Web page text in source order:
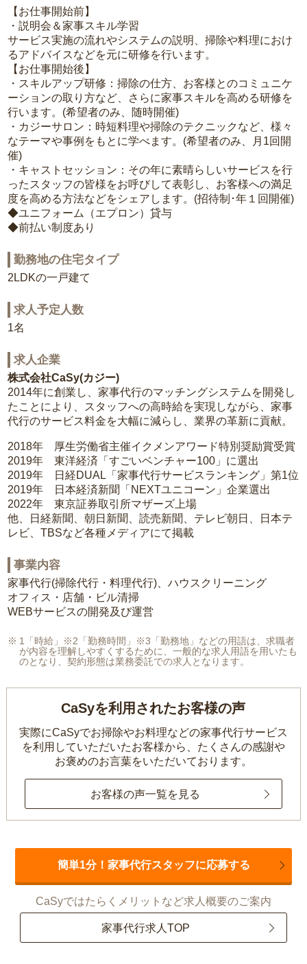
【お仕事開始前】
・説明会＆家事スキル学習
サービス実施の流れやシステムの説明、掃除や料理におけ
るアドバイスなどを元に研修を行います。
【お仕事開始後】
・スキルアップ研修：掃除の仕方、お客様とのコミュニケ
ーションの取り方など、さらに家事スキルを高める研修を
行います。(希望者のみ、随時開催)
・カジーサロン：時短料理や掃除のテクニックなど、様々
なテーマや事例をもとに学べます。(希望者のみ、月1回開
催)
・キャストセッション：その年に素晴らしいサービスを行
ったスタッフの皆様をお呼びして表彰し、お客様への満足
度を高める方法などをシェアします。(招待制･年１回開催)
◆ユニフォーム（エプロン）貸与
◆前払い制度あり
勤務地の住宅タイプ
2LDKの一戸建て
求人予定人数
1名
求人企業
株式会社CaSy(カジー)
2014年に創業し、家事代行のマッチングシステムを開発し
たことにより、スタッフへの高時給を実現しながら、家事
代行のサービス料金を大幅に減らし、業界の革新に貢献。
2018年 厚生労働省主催イクメンアワード特別奨励賞受賞
2019年 東洋経済「すごいベンチャー100」に選出
2019年 日経DUAL「家事代行サービスランキング」第1位
2019年 日本経済新聞「NEXTユニコーン」企業選出
2022年 東京証券取引所マザーズ上場
他、日経新聞、朝日新聞、読売新聞、テレビ朝日、日本テ
レビ、TBSなど各種メディアにて掲載
事業内容
家事代行(掃除代行・料理代行)、ハウスクリーニング
オフィス・店舗・ビル清掃
WEBサービスの開発及び運営
1「時給」※2「勤務時間」※3「勤務地」などの用語は、求職者
が内容を理解しやすくするために、一般的な求人用語を用いたも
のとなり、契約形態は業務委託での求人となります。
CaSyを利用されたお客様の声
実際にCaSyでお掃除やお料理などの家事代行サービス
を利用していただいたお客様から、 たくさんの感謝や
お褒めのお言葉をいただいております。
お客様の声一覧を見る
簡単1分！家事代行スタッフに応募する
CaSyではたらくメリットなど求人概要のご案内
家事代行求人TOP